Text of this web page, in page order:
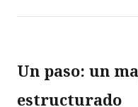
Un paso: un
estructurado